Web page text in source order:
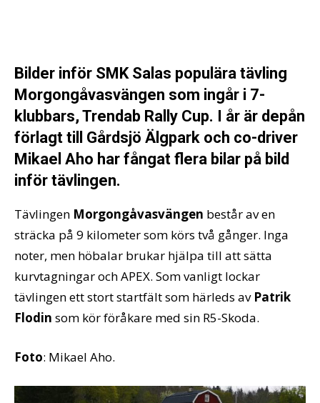
Bilder inför SMK Salas populära tävling
Morgongåvasvängen som ingår i 7-
klubbars, Trendab Rally Cup. I år är depån
förlagt till Gårdsjö Älgpark och co-driver
Mikael Aho har fångat flera bilar på bild
inför tävlingen.
Tävlingen Morgongåvasvängen består av en
sträcka på 9 kilometer som körs två gånger. Inga
noter, men höbalar brukar hjälpa till att sätta
kurvtagningar och APEX. Som vanligt lockar
tävlingen ett stort startfält som härleds av Patrik
Flodin som kör föråkare med sin R5-Skoda.
Foto: Mikael Aho.